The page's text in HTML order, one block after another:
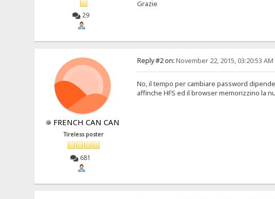
29
Grazie
FRENCH CAN CAN
Tireless poster
681
Reply #2 on:November 22, 2015, 03:20:53 AM
No, il tempo per cambiare password
affinche HFS ed il browser memorizzino la